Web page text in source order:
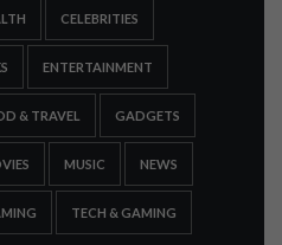
CELEBRITIES
ENTERTAINMENT
& TRAVEL GADGETS
MUSIC NEWS
TECH & GAMING